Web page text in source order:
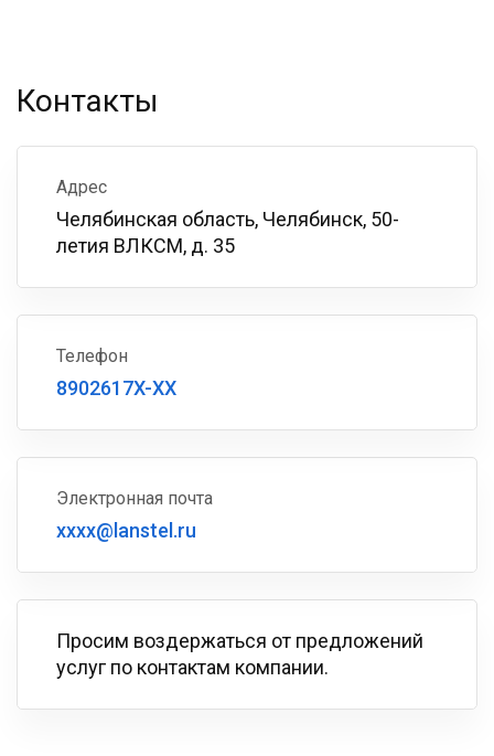
Контакты
Адрес
Челябинская область, Челябинск, 50-
летия ВЛКСМ, д. 35
Телефон
8902617X-XX
Электронная почта
xxxx@lanstel.ru
Просим воздержаться от предложений
услуг по контактам компании.